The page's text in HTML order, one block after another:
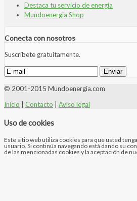
Destaca tu servicio de energía
Mundoenergia Shop
Conecta con nosotros
Suscríbete gratuitamente.
© 2001-2015 Mundoenergia.com
Inicio
Contacto Aviso legal
Uso de cookies
Este sitio web utiliza cookies para que usted
usuario. Si continúa navegando está dando su
de las mencionadas cookies y la aceptación de